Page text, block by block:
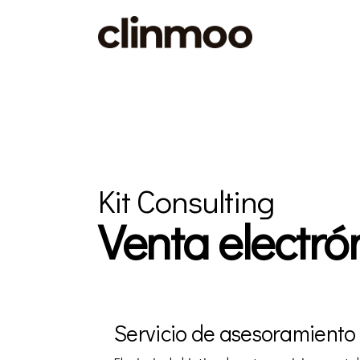
Kit Consulting
Venta
Servicio de